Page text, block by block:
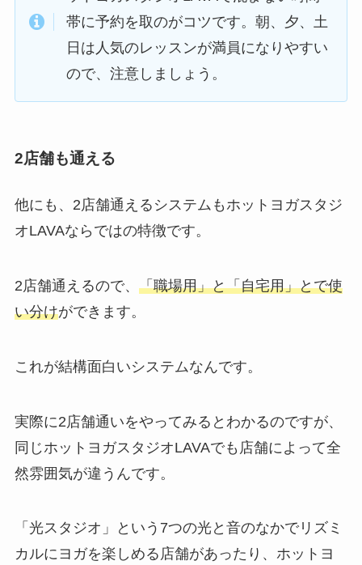
帯に予約を取のがコツです。朝、夕、土
日は人気のレッスンが満員になりやすい
ので、注意しましょう。
2店舗も通える
他にも、2店舗通えるシステムもホットヨガスタジ
オLAVAならではの特徴です。
2店舗通えるので、 「職場用」と「自宅用」とで使
い分けができます。
これが結構面白いシステムなんです。
実際に2店舗通いをやってみるとわかるのですが、
同じホットヨガスタジオLAVAでも店舗によって全
然雰囲気が違うんです。
「光スタジオ」
という7つの光と音のなかでリズミ
カルにヨガを楽しめる店舗があったり、ホットヨ